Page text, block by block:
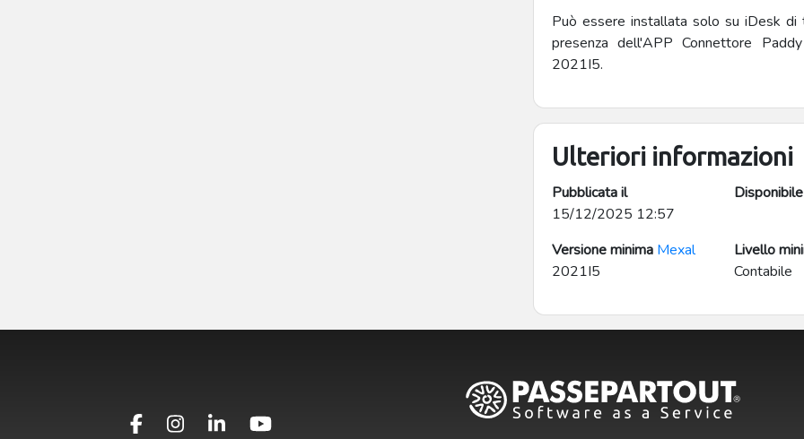
di PN nel caso di contabilizzazione
acconto. Il riferimento all’eventuale
note della seconda riga; Corretto
Può essere installata solo su iDesk di
presenza dell'APP Connettore
2021I5.
Ulteriori informazioni
Pubblicata il
15/12/2025 12:57
Versione minima Mexal
2021I5
Livello
Contabile